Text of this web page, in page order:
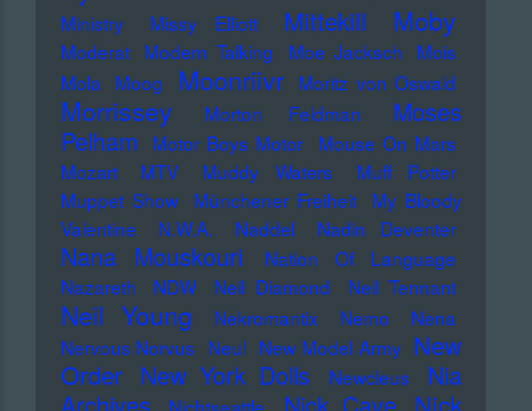
Ministry Missy Elliott Mittekill Moby
Moderat Modern Talking Moe Jacksch
Mois
Mola
Moog Moonriivr Moritz von Oswald
Morrissey Morton Feldman
Moses
Pelham
Motor Boys Motor
Mouse On Mars
Mozart
MTV Muddy Waters
Muff Potter
Muppet Show
Münchener Freiheit
My Bloody
Valentine
N.W.A. Naddel Nadin Deventer
Nana Mouskouri
Nation Of Language
Nazareth
NDW Neil Diamond Neil Tennant
Neil Young Nekromantix Nemo
Nena
Nervous Norvus Neu! New Model Army New
Order New York Dolls Newcleus
Nia